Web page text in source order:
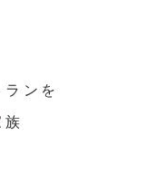
ンを